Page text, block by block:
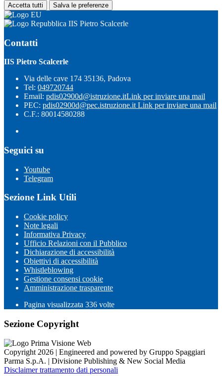
Accetta tutti Salva le preferenze
IIS Pietro Scalcerle
Contatti
IIS Pietro Scalcerle
Via delle cave 174 35136, Padova
Tel: 049720744
Email: pdis02900d@istruzione.itLink per inviare una mail
PEC: pdis02900d@pec.istruzione.it Link per inviare una mail
C.F.: 80014580288
Seguici su
Youtube
Telegram
Sezione Link Utili
Cookie policy
Note legali
Informativa Privacy
Ufficio Relazioni con il Pubblico
Dichiarazione di accessibilità
Obiettivi di accessibilità
Whistleblowing
Gestione consensi cookie
Amministrazione trasparente
Pagina visualizzata 336 volte
Sezione Copyright
Copyright 2026 | Engineered and powered by Gruppo Spaggiari
Parma S.p.A. | Divisione Publishing & New Social Media
Disclaimer trattamento dati personali